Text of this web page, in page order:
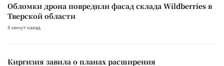
Обломки дрона повредили фасад склада Wildberries в
Тверской области
6 минут назад
Киргизия завила о планах расширения